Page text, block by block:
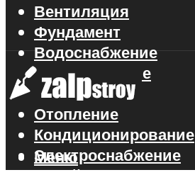
Вентиляция
Фундамент
Водоснабжение
Газоснабжение
Канализация
Отопление
Кондиционирование
Электроснабжение
Стройматериалы
Меню